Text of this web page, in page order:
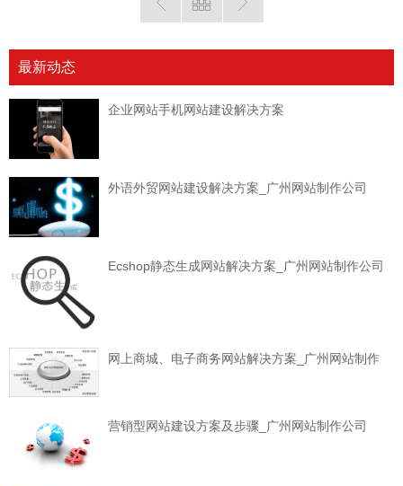
最新动态
企业网站手机网站建设解决方案
外语外贸网站建设解决方案_广州网站制作公司
Ecshop静态生成网站解决方案_广州网站制作公司
网上商城、电子商务网站解决方案_广州网站制作
营销型网站建设方案及步骤_广州网站制作公司